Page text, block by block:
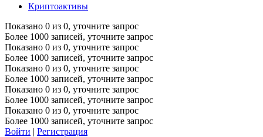
Криптоактивы
Показано 0 из 0, уточните запрос
Более 1000 записей, уточните запрос
Показано 0 из 0, уточните запрос
Более 1000 записей, уточните запрос
Показано 0 из 0, уточните запрос
Более 1000 записей, уточните запрос
Показано 0 из 0, уточните запрос
Более 1000 записей, уточните запрос
Показано 0 из 0, уточните запрос
Более 1000 записей, уточните запрос
Войти | Регистрация